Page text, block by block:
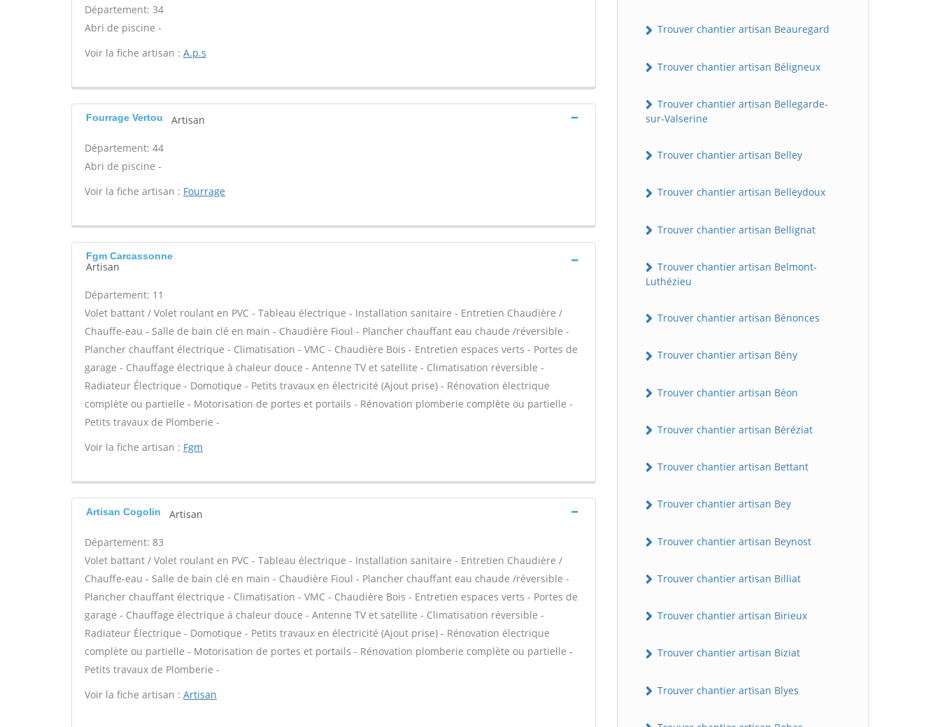
Département: 34
Abri de piscine -
Voir la fiche artisan : A.p.s
Fourrage Vertou Artisan
Département: 44
Abri de piscine -
Voir la fiche artisan : Fourrage
Fgm Carcassonne
Artisan
Département: 11
Volet battant / Volet roulant en PVC - Tableau électrique - Installation sanitaire - Entretien Chaudière /
Chauffe-eau - Salle de bain clé en main - Chaudière Fioul - Plancher chauffant eau chaude /réversible -
Plancher chauffant électrique - Climatisation - VMC - Chaudière Bois - Entretien espaces verts - Portes de
garage - Chauffage électrique à chaleur douce - Antenne TV et satellite - Climatisation réversible -
Radiateur Électrique - Domotique - Petits travaux en électricité (Ajout prise) - Rénovation électrique
complète ou partielle - Motorisation de portes et portails - Rénovation plomberie complète ou partielle -
Petits travaux de Plomberie -
Voir la fiche artisan : Fgm
Artisan Cogolin Artisan
Département: 83
Volet battant / Volet roulant en PVC - Tableau électrique - Installation sanitaire - Entretien Chaudière /
Chauffe-eau - Salle de bain clé en main - Chaudière Fioul - Plancher chauffant eau chaude /réversible -
Plancher chauffant électrique - Climatisation - VMC - Chaudière Bois - Entretien espaces verts - Portes de
garage - Chauffage électrique à chaleur douce - Antenne TV et satellite - Climatisation réversible -
Radiateur Électrique - Domotique - Petits travaux en électricité (Ajout prise) - Rénovation électrique
complète ou partielle - Motorisation de portes et portails - Rénovation plomberie complète ou partielle -
Petits travaux de Plomberie -
Voir la fiche artisan : Artisan
Trouver chantier artisan Beauregard
Trouver chantier artisan Béligneux
Trouver chantier artisan Bellegarde-
sur-Valserine
Trouver chantier artisan Belley
Trouver chantier artisan Belleydoux
Trouver chantier artisan Bellignat
Trouver chantier artisan Belmont-
Luthézieu
Trouver chantier artisan Bénonces
Trouver chantier artisan Bény
Trouver chantier artisan Béon
Trouver chantier artisan Béréziat
Trouver chantier artisan Bettant
Trouver chantier artisan Bey
Trouver chantier artisan Beynost
Trouver chantier artisan Billiat
Trouver chantier artisan Birieux
Trouver chantier artisan Biziat
Trouver chantier artisan Blyes